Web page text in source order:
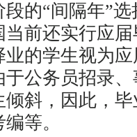
“间隔年”选
前还实行应
的学生视为
公务员招录
斜，因此，
等。